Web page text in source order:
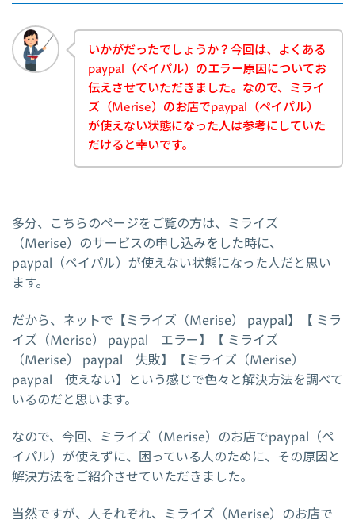
いかがだったでしょうか？今回は、よくある
paypal（ペイパル）のエラー原因についてお
伝えさせていただきました。なので、ミライ
ズ（Merise）のお店でpaypal（ペイパル）
が使えない状態になった人は参考にしていた
だけると幸いです。
多分、こちらのページをご覧の方は、ミライズ
（Merise）のサービスの申し込みをした時に、
paypal（ペイパル）が使えない状態になった人だと思い
ます。
だから、ネットで【ミライズ（Merise） paypal】【 ミラ
イズ（Merise） paypal エラー】【 ミライズ
（Merise） paypal 失敗】【ミライズ（Merise）
paypal 使えない】という感じで色々と解決方法を調べて
いるのだと思います。
なので、今回、ミライズ（Merise）のお店でpaypal（ペ
イパル）が使えずに、困っている人のために、その原因と
解決方法をご紹介させていただきました。
当然ですが、人それぞれ、ミライズ（Merise）のお店で